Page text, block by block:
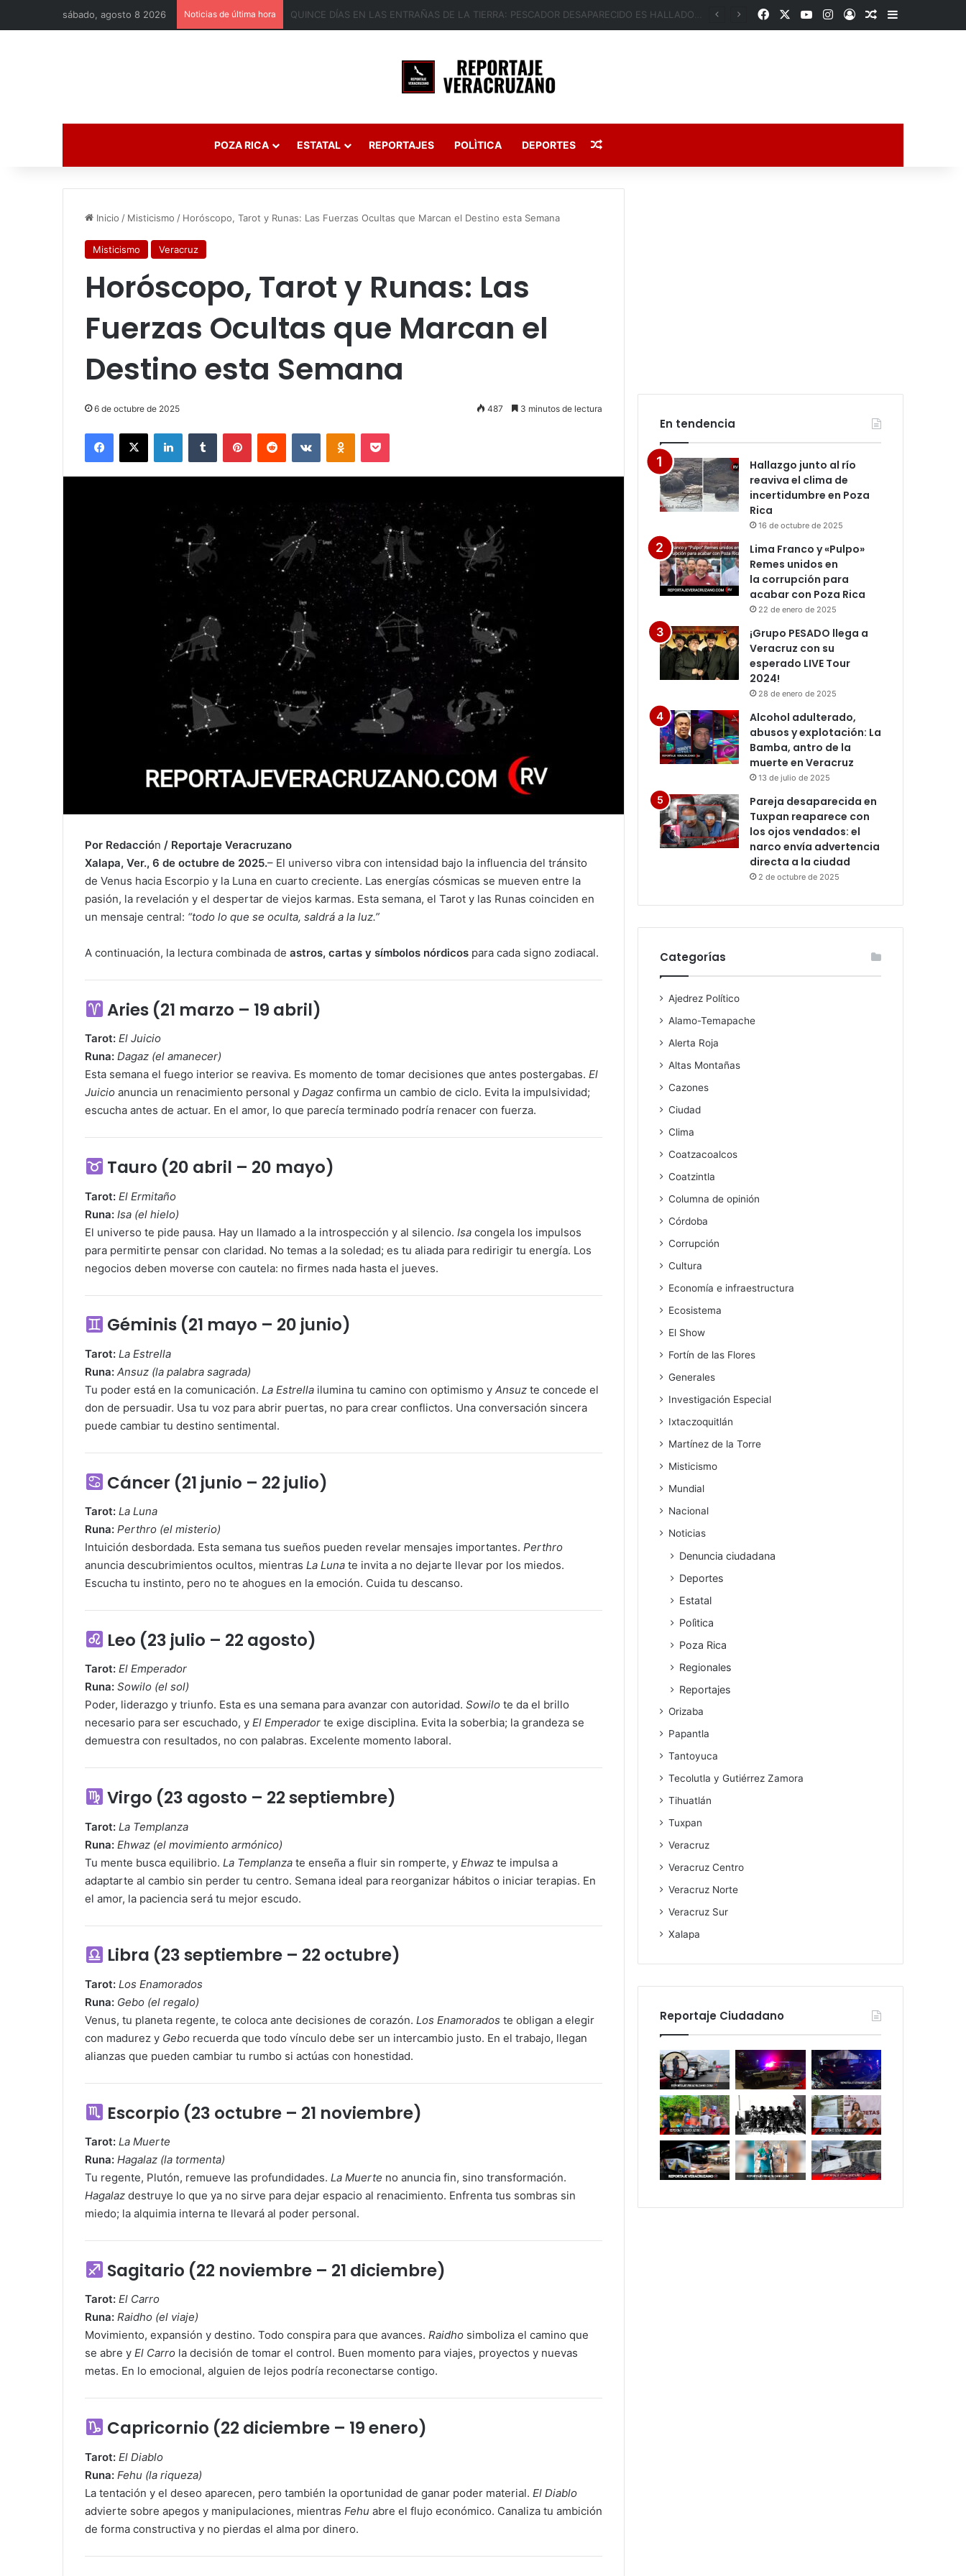
sábado, agosto 8 2026 Noticias de última hora FacebookYouTubeInstagram
AccesoPublicación al
Barra lateral
POZA RICA ESTATAL REPORTAJES POLÌTICA DEPORTES Publicación al azar
Inicio / Misticismo / Horóscopo, Tarot y Runas: Las Fuerzas Ocultas que Marcan el Destino esta Semana
Misticismo Veracruz
Horóscopo, Tarot y Runas: Las
Fuerzas Ocultas que Marcan el
Destino esta Semana
6 de octubre de 2025 487 3 minutos de lectura
Facebook
X LinkedInTumblr PinterestReddit VKontakteOdnoklassniki
Pocket
Por Redacción / Reportaje Veracruzano
Xalapa, Ver., 6 de octubre de 2025.– El universo vibra con intensidad bajo la influencia del tránsito
de Venus hacia Escorpio y la Luna en cuarto creciente. Las energías cósmicas se mueven entre la
pasión, la revelación y el despertar de viejos karmas. Esta semana, el Tarot y las Runas coinciden en
un mensaje central: “todo lo que se oculta, saldrá a la luz.”
A continuación, la lectura combinada de astros, cartas y símbolos nórdicos para cada signo zodiacal.
Aries (21 marzo – 19 abril)
Tarot: El Juicio
Runa: Dagaz (el amanecer)
Esta semana el fuego interior se reaviva. Es momento de tomar decisiones que antes postergabas. El
Juicio anuncia un renacimiento personal y Dagaz confirma un cambio de ciclo. Evita la impulsividad;
escucha antes de actuar. En el amor, lo que parecía terminado podría renacer con fuerza.
Tauro (20 abril – 20 mayo)
Tarot: El Ermitaño
Runa: Isa (el hielo)
El universo te pide pausa. Hay un llamado a la introspección y al silencio. Isa congela los impulsos
para permitirte pensar con claridad. No temas a la soledad; es tu aliada para redirigir tu energía. Los
negocios deben moverse con cautela: no firmes nada hasta el jueves.
Géminis (21 mayo – 20 junio)
Tarot: La Estrella
Runa: Ansuz (la palabra sagrada)
Tu poder está en la comunicación. La Estrella ilumina tu camino con optimismo y Ansuz te concede el
don de persuadir. Usa tu voz para abrir puertas, no para crear conflictos. Una conversación sincera
puede cambiar tu destino sentimental.
Cáncer (21 junio – 22 julio)
Tarot: La Luna
Runa: Perthro (el misterio)
Intuición desbordada. Esta semana tus sueños pueden revelar mensajes importantes. Perthro
anuncia descubrimientos ocultos, mientras La Luna te invita a no dejarte llevar por los miedos.
Escucha tu instinto, pero no te ahogues en la emoción. Cuida tu descanso.
Leo (23 julio – 22 agosto)
Tarot: El Emperador
Runa: Sowilo (el sol)
Poder, liderazgo y triunfo. Esta es una semana para avanzar con autoridad. Sowilo te da el brillo
necesario para ser escuchado, y El Emperador te exige disciplina. Evita la soberbia; la grandeza se
demuestra con resultados, no con palabras. Excelente momento laboral.
Virgo (23 agosto – 22 septiembre)
Tarot: La Templanza
Runa: Ehwaz (el movimiento armónico)
Tu mente busca equilibrio. La Templanza te enseña a fluir sin romperte, y Ehwaz te impulsa a
adaptarte al cambio sin perder tu centro. Semana ideal para reorganizar hábitos o iniciar terapias. En
el amor, la paciencia será tu mejor escudo.
Libra (23 septiembre – 22 octubre)
Tarot: Los Enamorados
Runa: Gebo (el regalo)
Venus, tu planeta regente, te coloca ante decisiones de corazón. Los Enamorados te obligan a elegir
con madurez y Gebo recuerda que todo vínculo debe ser un intercambio justo. En el trabajo, llegan
alianzas que pueden cambiar tu rumbo si actúas con honestidad.
Escorpio (23 octubre – 21 noviembre)
Tarot: La Muerte
Runa: Hagalaz (la tormenta)
Tu regente, Plutón, remueve las profundidades. La Muerte no anuncia fin, sino transformación.
Hagalaz destruye lo que ya no sirve para dejar espacio al renacimiento. Enfrenta tus sombras sin
miedo; la alquimia interna te llevará al poder personal.
Sagitario (22 noviembre – 21 diciembre)
Tarot: El Carro
Runa: Raidho (el viaje)
Movimiento, expansión y destino. Todo conspira para que avances. Raidho simboliza el camino que
se abre y El Carro la decisión de tomar el control. Buen momento para viajes, proyectos y nuevas
metas. En lo emocional, alguien de lejos podría reconectarse contigo.
Capricornio (22 diciembre – 19 enero)
Tarot: El Diablo
Runa: Fehu (la riqueza)
La tentación y el deseo aparecen, pero también la oportunidad de ganar poder material. El Diablo
advierte sobre apegos y manipulaciones, mientras Fehu abre el flujo económico. Canaliza tu ambición
de forma constructiva y no pierdas el alma por dinero.
En tendencia
Hallazgo junto al río
reaviva el clima de
incertidumbre en Poza
Rica
16 de octubre de 2025
Lima Franco y «Pulpo»
Remes unidos en
la corrupción para
acabar con Poza Rica
22 de enero de 2025
¡Grupo PESADO llega a
Veracruz con su
esperado LIVE Tour
2024!
28 de enero de 2025
Alcohol adulterado,
abusos y explotación: La
Bamba, antro de la
muerte en Veracruz
13 de julio de 2025
Pareja desaparecida en
Tuxpan reaparece con
los ojos vendados: el
narco envía advertencia
directa a la ciudad
2 de octubre de 2025
Categorías
Ajedrez Político
Alamo-Temapache
Alerta Roja
Altas Montañas
Cazones
Ciudad
Clima
Coatzacoalcos
Coatzintla
Columna de opinión
Córdoba
Corrupción
Cultura
Economía e infraestructura
Ecosistema
El Show
Fortín de las Flores
Generales
Investigación Especial
Ixtaczoquitlán
Martínez de la Torre
Misticismo
Mundial
Nacional
Noticias
Denuncia ciudadana
Deportes
Estatal
Polìtica
Poza Rica
Regionales
Reportajes
Orizaba
Papantla
Tantoyuca
Tecolutla y Gutiérrez Zamora
Tihuatlán
Tuxpan
Veracruz
Veracruz Centro
Veracruz Norte
Veracruz Sur
Xalapa
Reportaje Ciudadano